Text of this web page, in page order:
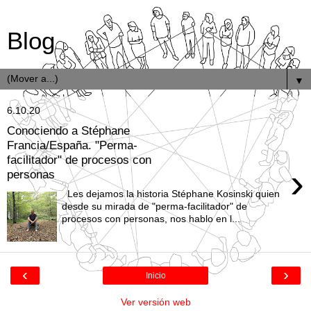
Blog
▼
6.10.20
Conociendo a Stéphane
Francia/España. "Perma-
facilitador" de procesos con
personas
›
Les dejamos la historia Stéphane Kosinski quien
desde su mirada de "perma-facilitador" de
procesos con personas, nos hablo en l...
‹ ›
Inicio
Ver versión web